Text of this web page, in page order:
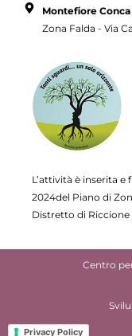
Montefiore Conca
Zona Falda - Via
L’attività è inserita
2024del Piano di
Distretto di Riccione
Centro
Privacy Policy